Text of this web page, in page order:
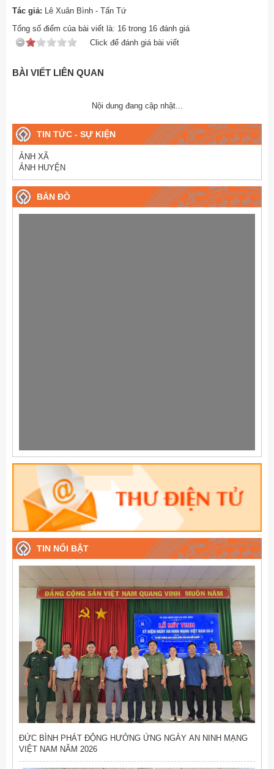
Tác giả: Lê Xuân Bình - Tấn Tứ
Tổng số điểm của bài viết là: 16 trong 16 đánh giá
Click để đánh giá bài viết
BÀI VIẾT LIÊN QUAN
Nội dung đang cập nhật...
TIN TỨC - SỰ KIỆN
ẢNH XÃ
ẢNH HUYỆN
BẢN ĐỒ